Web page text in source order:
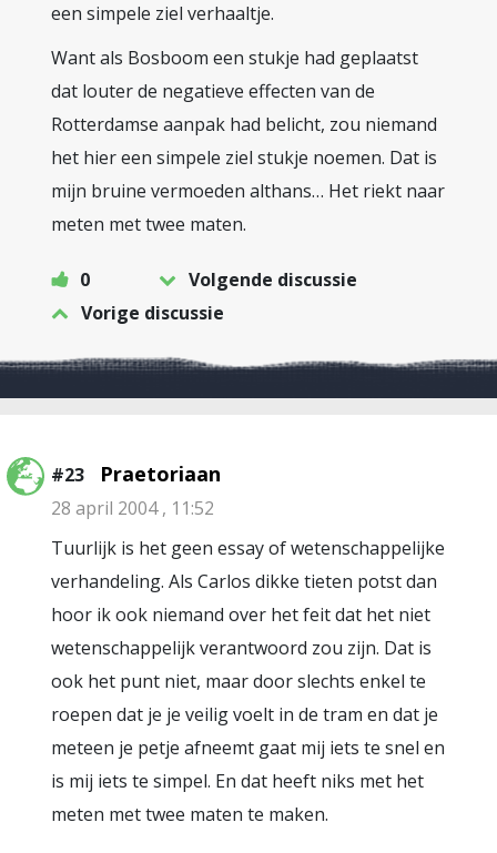
een simpele ziel verhaaltje.
Want als Bosboom een stukje had geplaatst
dat louter de negatieve effecten van de
Rotterdamse aanpak had belicht, zou niemand
het hier een simpele ziel stukje noemen. Dat is
mijn bruine vermoeden althans… Het riekt naar
meten met twee maten.
0
Volgende discussie
Vorige discussie
#23 Praetoriaan
28 april 2004 , 11:52
Tuurlijk is het geen essay of wetenschappelijke
verhandeling. Als Carlos dikke tieten potst dan
hoor ik ook niemand over het feit dat het niet
wetenschappelijk verantwoord zou zijn. Dat is
ook het punt niet, maar door slechts enkel te
roepen dat je je veilig voelt in de tram en dat je
meteen je petje afneemt gaat mij iets te snel en
is mij iets te simpel. En dat heeft niks met het
meten met twee maten te maken.